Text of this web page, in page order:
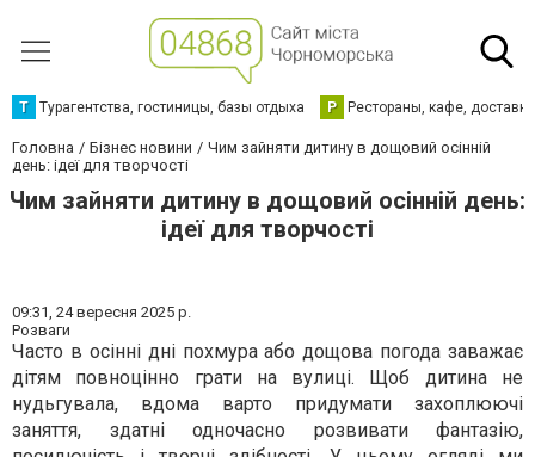
Т Турагентства, гостиницы, базы отдыха Р Рестораны, кафе,
Головна Бізнес новини
Чим зайняти дитину в дощовий осінній
день: ідеї для творчості
Чим зайняти дитину в дощовий осінній день:
ідеї для творчості
09:31, 24 вересня 2025 р.
Розваги
Часто в осінні дні похмура або дощова погода заважає
дітям повноцінно грати на вулиці. Щоб дитина не
нудьгувала, вдома варто придумати захоплюючі
заняття, здатні одночасно розвивати фантазію,